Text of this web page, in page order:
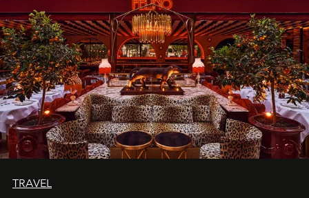
TRAVEL